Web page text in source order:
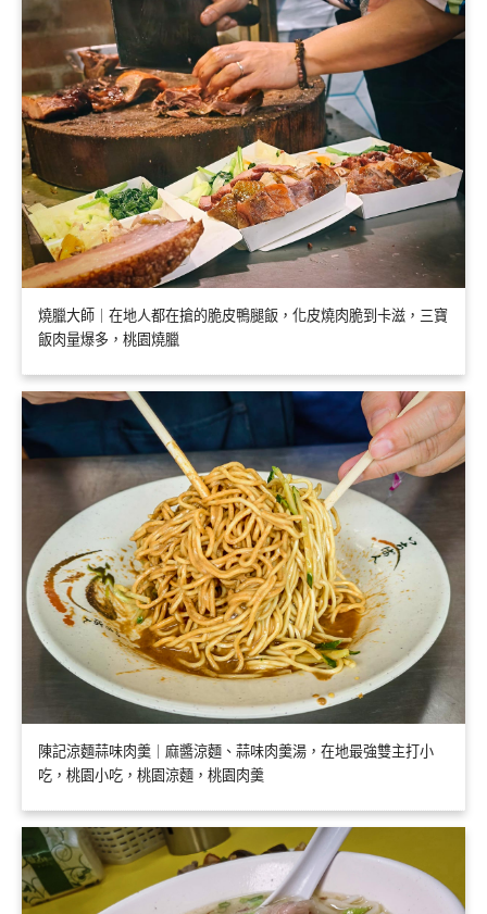
燒臘大師｜在地人都在搶的脆皮鴨腿飯，化皮燒肉脆到卡滋，三寶
飯肉量爆多，桃園燒臘
陳記涼麵蒜味肉羹｜麻醬涼麵、蒜味肉羹湯，在地最強雙主打小
吃，桃園小吃，桃園涼麵，桃園肉羹